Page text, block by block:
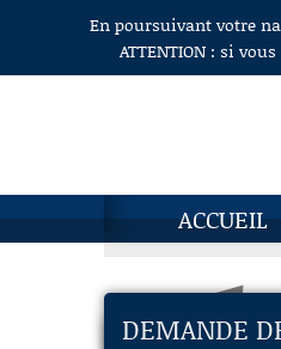
Aller au contenuEn poursuivant votre
ATTENTION : si
ACCUEIL
DEMANDE